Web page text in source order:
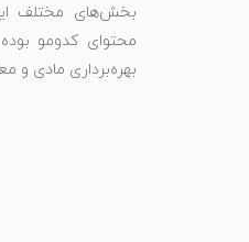
بخش‌های مختلف
محتوای کدومو
بهره‌برداری مادی و